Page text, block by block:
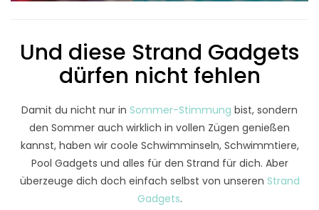
Und diese Strand Gadgets
dürfen nicht fehlen
Damit du nicht nur in Sommer-Stimmung bist, sondern
den Sommer auch wirklich in vollen Zügen genießen
kannst, haben wir coole Schwimminseln, Schwimmtiere,
Pool Gadgets und alles für den Strand für dich. Aber
überzeuge dich doch einfach selbst von unseren Strand
Gadgets.